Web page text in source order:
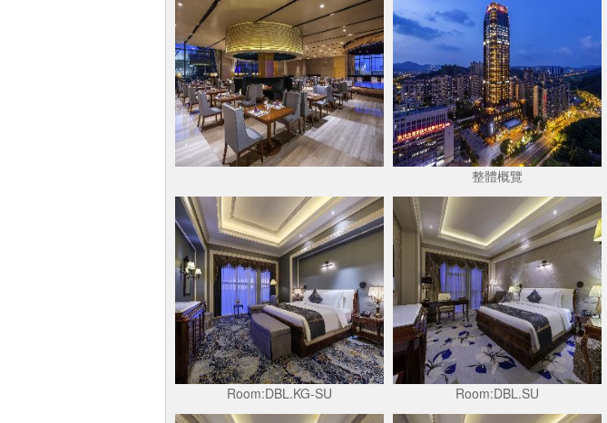
整體概覽
Room:DBL.KG-SU Room:DBL.SU